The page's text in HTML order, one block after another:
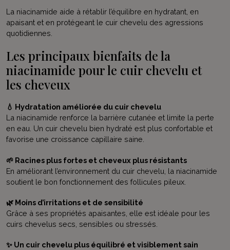
La niacinamide aide à rétablir l’équilibre en hydratant, en
apaisant et en protégeant le cuir chevelu des agressions
quotidiennes.
Les principaux bienfaits de la
niacinamide pour le cuir chevelu et
les cheveux
💧 Hydratation améliorée du cuir chevelu
La niacinamide renforce la barrière cutanée et limite la perte
en eau. Un cuir chevelu bien hydraté est plus confortable et
favorise une croissance capillaire saine.
🌱 Racines plus fortes et cheveux plus résistants
En améliorant l’environnement du cuir chevelu, la niacinamide
soutient le bon fonctionnement des follicules pileux.
🌿 Moins d’irritations et de sensibilité
Grâce à ses propriétés apaisantes, elle est idéale pour les
cuirs chevelus secs, sensibles ou stressés.
✨ Un cuir chevelu plus équilibré et visiblement sain